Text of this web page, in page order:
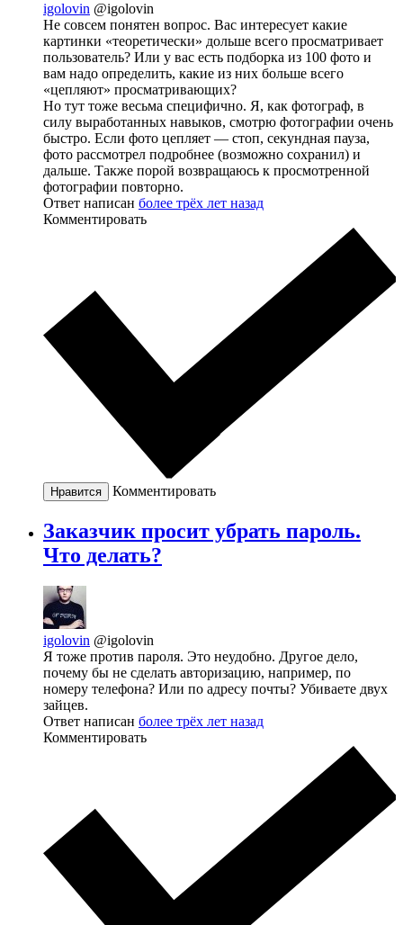
igolovin @igolovin
Не совсем понятен вопрос. Вас интересует какие
картинки «теоретически» дольше всего просматривает
пользователь? Или у вас есть подборка из 100 фото и
вам надо определить, какие из них больше всего
«цепляют» просматривающих?
Но тут тоже весьма специфично. Я, как фотограф, в
силу выработанных навыков, смотрю фотографии очень
быстро. Если фото цепляет — стоп, секундная пауза,
фото рассмотрел подробнее (возможно сохранил) и
дальше. Также порой возвращаюсь к просмотренной
фотографии повторно.
Ответ написан более трёх лет назад
Комментировать
Нравится Комментировать
Заказчик просит убрать пароль.
Что делать?
igolovin @igolovin
Я тоже против пароля. Это неудобно. Другое дело,
почему бы не сделать авторизацию, например, по
номеру телефона? Или по адресу почты? Убиваете двух
зайцев.
Ответ написан более трёх лет назад
Комментировать